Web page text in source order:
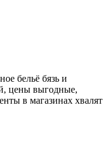
бельё бязь и
цены выгодные,
в магазинах хвалят